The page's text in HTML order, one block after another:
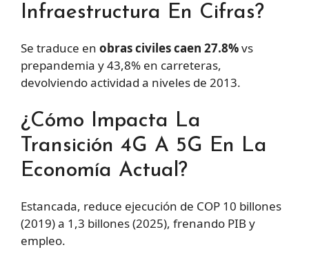
Infraestructura En Cifras?
Se traduce en obras civiles caen 27.8%vs
prepandemia y 43,8% en carreteras,
devolviendo actividad a niveles de 2013.
¿Cómo Impacta La
Transición 4G A 5G En La
Economía Actual?
Estancada, reduce ejecución de COP 10 billones
(2019) a 1,3 billones (2025), frenando PIB y
empleo.